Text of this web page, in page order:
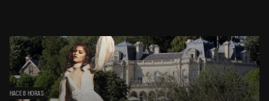
HACE 8 HORAS